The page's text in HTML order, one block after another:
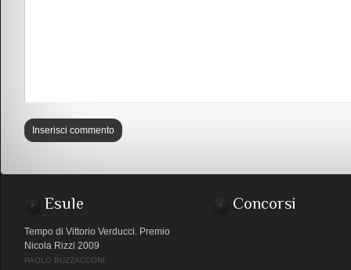
Esule
Tempo di Vittorio Verducci. Premio
Nicola Rizzi 2009
PAOLO BUZZACCONI
Concorsi